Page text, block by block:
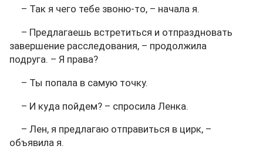
– Так я чего тебе звоню-то, – начала я.
– Предлагаешь встретиться и отпраздновать
завершение расследования, – продолжила
подруга. – Я права?
– Ты попала в самую точку.
– И куда пойдем? – спросила Ленка.
– Лен, я предлагаю отправиться в цирк, –
объявила я.